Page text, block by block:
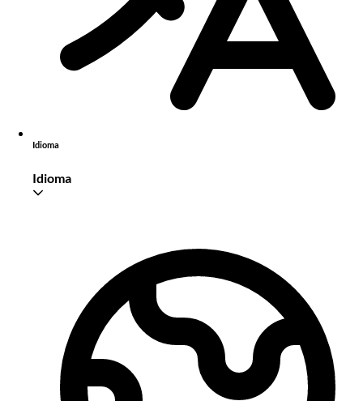
Idioma
Idioma